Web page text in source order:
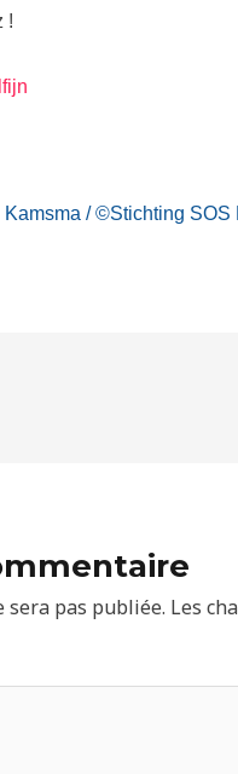
!
/ ©Stichting SOS
sera pas publiée. Les